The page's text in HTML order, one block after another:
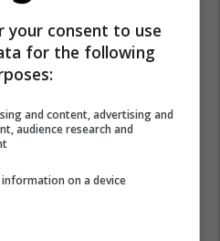
në rrezik”.
your consent to use
for the following
and content, advertising and
audience research and
on a device